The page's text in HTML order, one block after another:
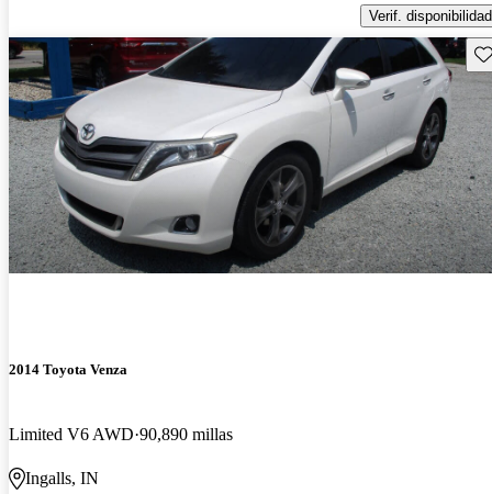
Verif. disponibilidad
2014 Toyota Venza
Limited V6 AWD 90,890 millas
Ingalls, IN